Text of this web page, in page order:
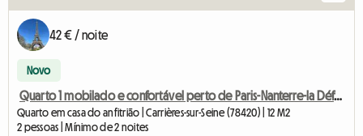
42 € / noite
Novo
Quarto 1 mobilado e confortável perto de Paris-Nanterre-la Défense
Quarto em casa do anfitrião | Carrières-sur-Seine (78420) | 12 M2
2 pessoas | Mínimo de 2 noites